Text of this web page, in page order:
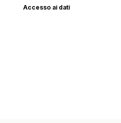
Accesso ai dati